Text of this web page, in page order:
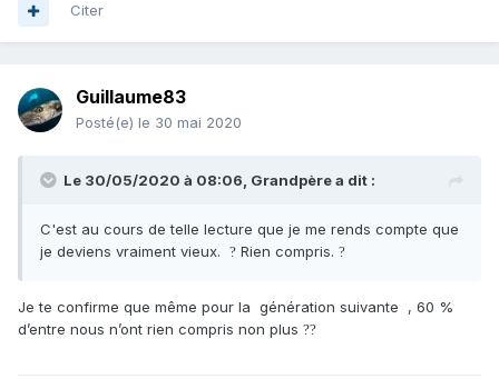
Citer
Guillaume83
Posté(e) le 30 mai 2020
Le 30/05/2020 à 08:06, Grandpèrea dit :
C'est au cours de telle lecture que je me rends compte que
je deviens vraiment vieux. ? Rien compris. ?
Je te confirme que même pour la génération suivante , 60 %
d’entre nous n’ont rien compris non plus ??